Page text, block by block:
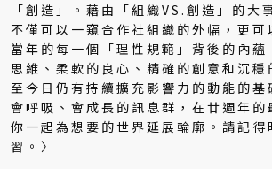
「創造」。藉由「組織VS.創造」的大
不僅可以一窺合作社組織的外幅，更可
當年的每一個「理性規範」背後的內蘊
思維、柔軟的良心、精確的創意和沉穩
至今日仍有持續擴充影響力的動能的基
會呼吸、會成長的訊息群，在廿週年的
你一起為想要的世界延展輪廓。請記得
習。〉